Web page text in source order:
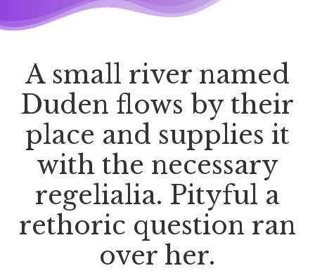
A small river named
Duden flows by their
place and supplies it
with the necessary
regelialia. Pityful a
rethoric question ran
over her.